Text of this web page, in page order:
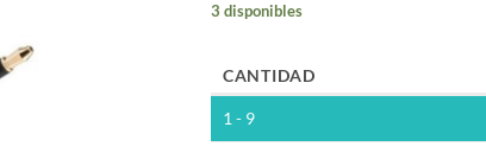
3 disponibles
CANTIDAD
1 - 9